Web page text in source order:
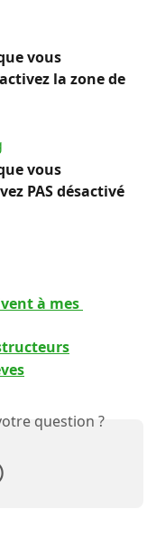
vous
la zone de
vous
PAS désactivé
à mes
question ?